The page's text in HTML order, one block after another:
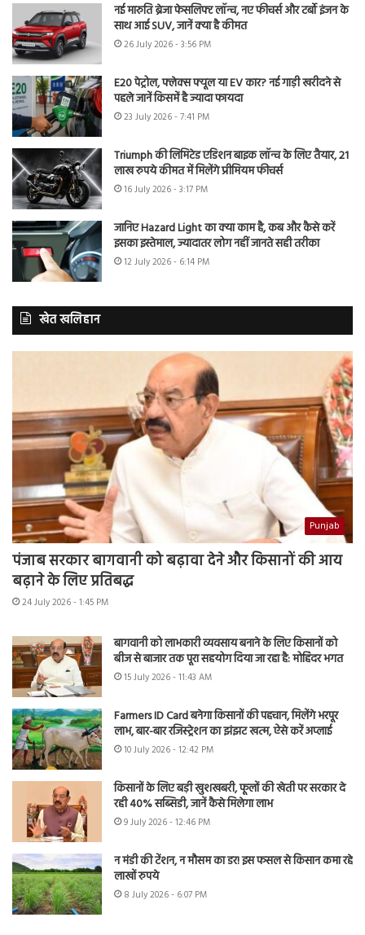
नई मारुति ब्रेजा फेसलिफ्ट लॉन्च, नए फीचर्स और टर्बो इंजन के
साथ आई SUV, जानें क्या है कीमत
26 July 2026 - 3:56 PM
E20 पेट्रोल, फ्लेक्स फ्यूल या EV कार? नई गाड़ी खरीदने से
पहले जानें किसमें है ज्यादा फायदा
23 July 2026 - 7:41 PM
Triumph की लिमिटेड एडिशन बाइक लॉन्च के लिए तैयार, 21
लाख रुपये कीमत में मिलेंगे प्रीमियम फीचर्स
16 July 2026 - 3:17 PM
जानिए Hazard Light का क्या काम है, कब और कैसे करें
इसका इस्तेमाल, ज्यादातर लोग नहीं जानते सही तरीका
12 July 2026 - 6:14 PM
खेत खलिहान
Punjab
पंजाब सरकार बागवानी को बढ़ावा देने और किसानों की आय
बढ़ाने के लिए प्रतिबद्ध
24 July 2026 - 1:45 PM
बागवानी को लाभकारी व्यवसाय बनाने के लिए किसानों को
बीज से बाजार तक पूरा सहयोग दिया जा रहा है: मोहिंदर भगत
15 July 2026 - 11:43 AM
Farmers ID Card बनेगा किसानों की पहचान, मिलेंगे भरपूर
लाभ, बार-बार रजिस्ट्रेशन का झंझट खत्म, ऐसे करें अप्लाई
10 July 2026 - 12:42 PM
किसानों के लिए बड़ी खुशखबरी, फूलों की खेती पर सरकार दे
रही 40% सब्सिडी, जानें कैसे मिलेगा लाभ
9 July 2026 - 12:46 PM
न मंडी की टेंशन, न मौसम का डर! इस फसल से किसान कमा रहे
लाखों रुपये
8 July 2026 - 6:07 PM